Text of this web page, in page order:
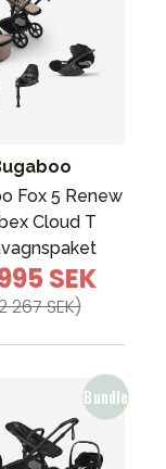
Fox 5 Renew
Cloud T
SEK
267 SEK)